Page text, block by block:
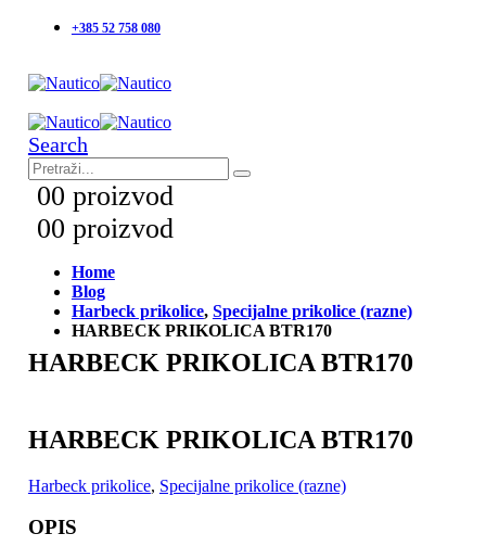
+385 52 758 080
Search
00 proizvod
00 proizvod
Home
Blog
Harbeck prikolice, Specijalne prikolice (razne)
HARBECK PRIKOLICA BTR170
HARBECK PRIKOLICA BTR170
HARBECK PRIKOLICA BTR170
Harbeck prikolice, Specijalne prikolice (razne)
OPIS